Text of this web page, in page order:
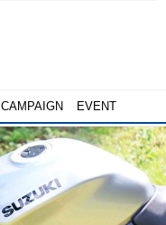
CAMPAIGN EVENT